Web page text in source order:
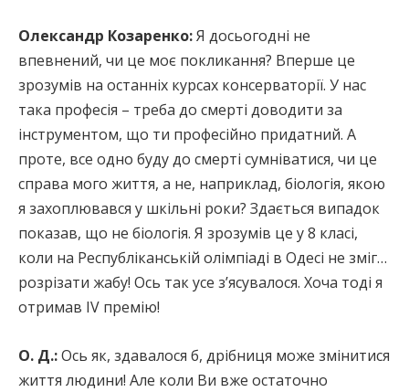
Олександр Козаренко:Я досьогодні не
впевнений, чи це моє покликання? Вперше це
зрозумів на останніх курсах консерваторії. У нас
така професія – треба до смерті доводити за
інструментом, що ти професійно придатний. А
проте, все одно буду до смерті сумніватися, чи це
справа мого життя, а не, наприклад, біологія, якою
я захоплювався у шкільні роки? Здається випадок
показав, що не біологія. Я зрозумів це у 8 класі,
коли на Республіканській олімпіаді в Одесі не зміг…
розрізати жабу! Ось так усе з’ясувалося. Хоча тоді я
отримав ІV премію!
О. Д.:Ось як, здавалося б, дрібниця може змінитися
життя людини! Але коли Ви вже остаточно